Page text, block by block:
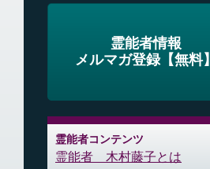
霊能者情報
メルマガ登録【無料】
霊能者コンテンツ
霊能者 木村藤子とは